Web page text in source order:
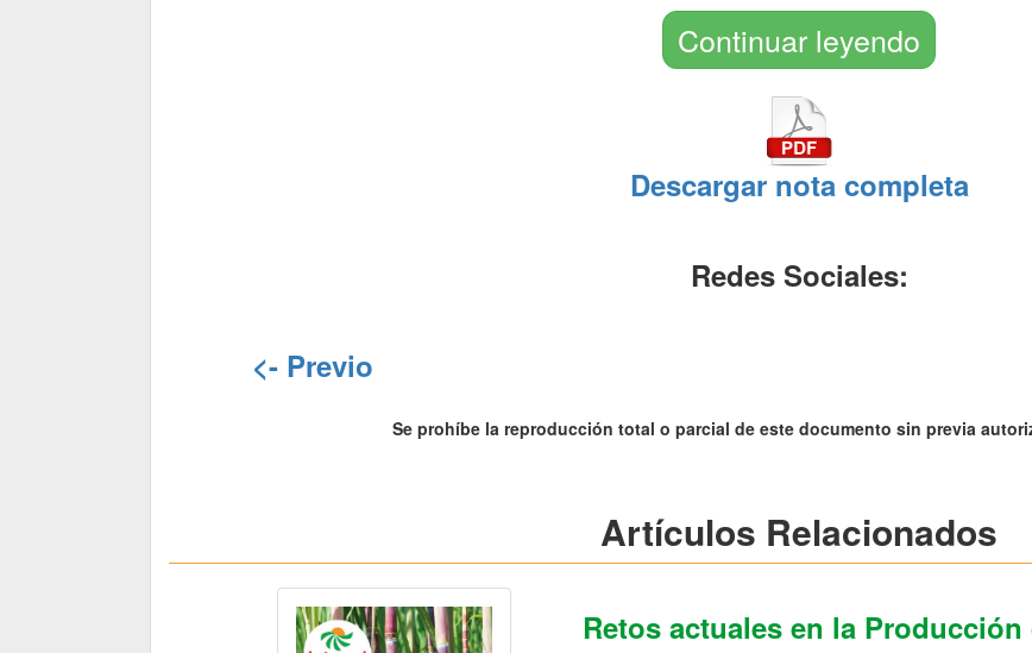
Continuar leyendo
Descargar nota completa
Redes Sociales:
<- Previo
Se prohíbe la reproducción total o parcial de este documento sin previa
Artículos Relacionados
Retos actuales en la Producción